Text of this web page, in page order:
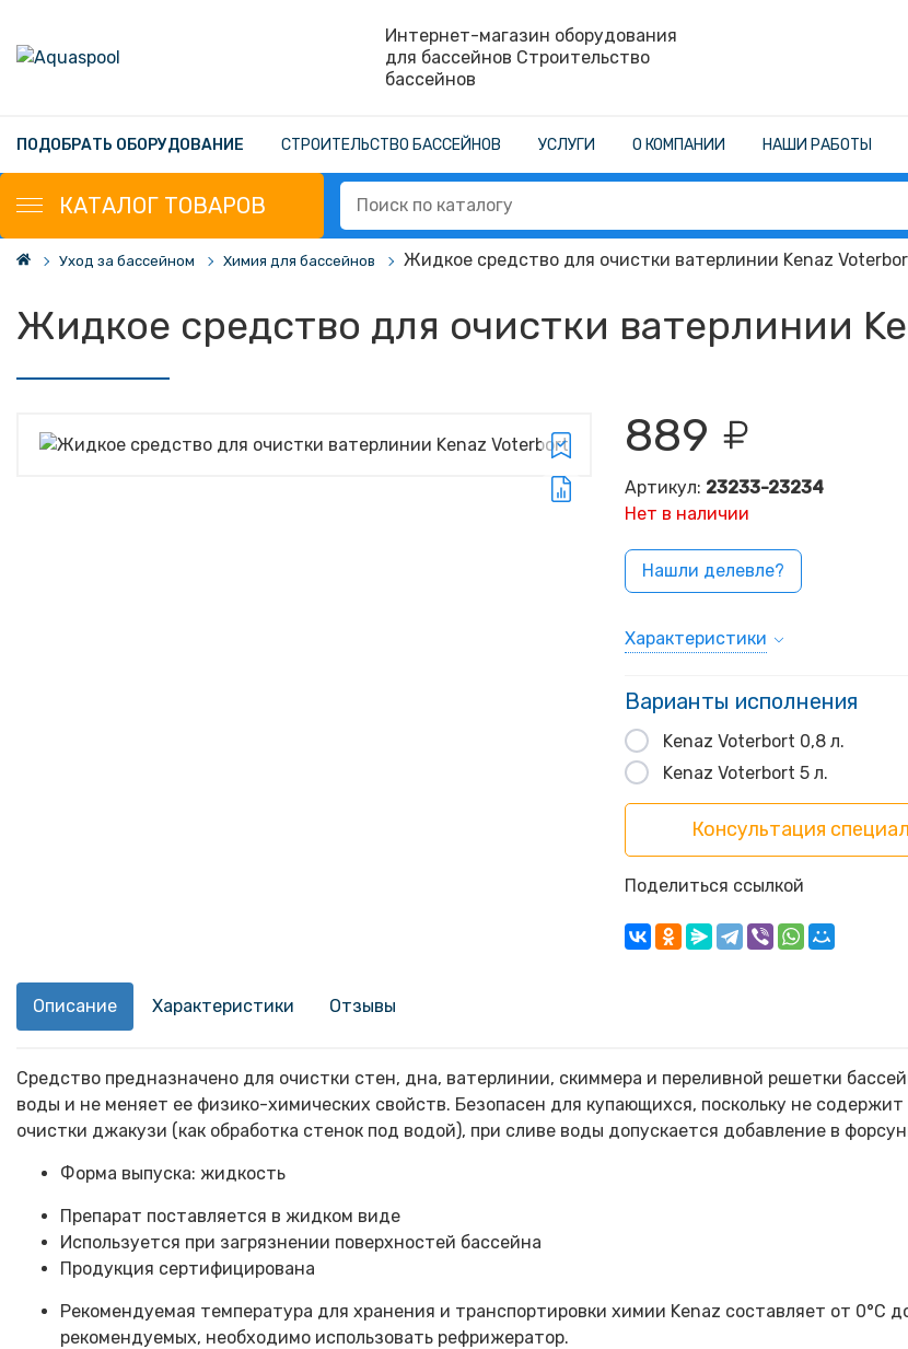
Интернет-магазин оборудования
для бассейнов Строительство
бассейнов
ПОДОБРАТЬ ОБОРУДОВАНИЕ СТРОИТЕЛЬСТВО БАССЕЙНОВ УСЛУГИ О КОМПАНИИ НАШИ РАБОТЫ
КАТАЛОГ ТОВАРОВ
Уход за бассейном Химия для бассейнов Жидкое средство для очистки ватерлинии Kenaz
Жидкое средство для очистки ватерлинии
889
Артикул: 23233-23234
Нет в наличии
Нашли делевле?
Характеристики
Варианты исполнения
Kenaz Voterbort 0,8 л.
Kenaz Voterbort 5 л.
Консультация
Поделиться ссылкой
Описание Характеристики Отзывы
Средство предназначено для очистки стен, дна, ватерлинии, скиммера и переливной решетки
воды и не меняет ее физико-химических свойств. Безопасен для купающихся, поскольку не
очистки джакузи (как обработка стенок под водой), при сливе воды допускается добавление в
Форма выпуска: жидкость
Препарат поставляется в жидком виде
Используется при загрязнении поверхностей бассейна
Продукция сертифицирована
Рекомендуемая температура для хранения и транспортировки химии Kenaz составляет от
рекомендуемых, необходимо использовать рефрижератор.